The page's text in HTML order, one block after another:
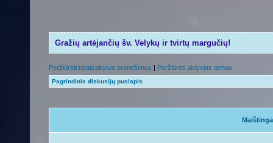
Gražių artėjančių šv. Velykų ir tvirtų margučių!
Peržiūrėti neatsakytus pranešimus | Peržiūrėti aktyvias temas
Pagrindinis diskusijų puslapis